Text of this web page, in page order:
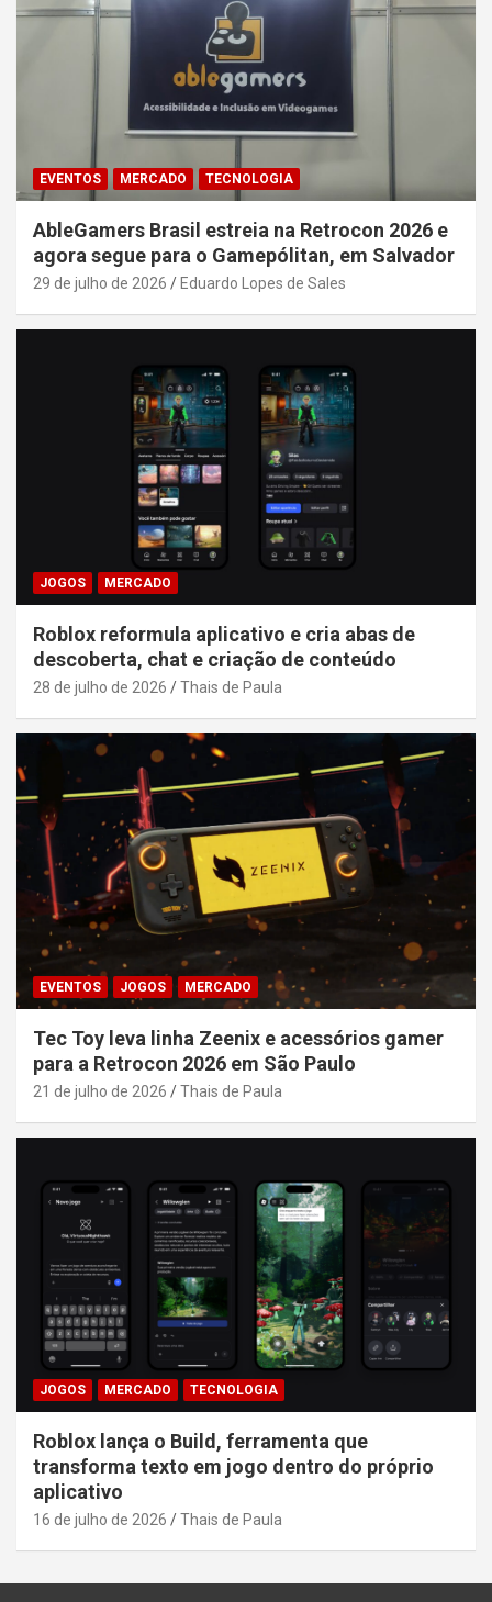
EVENTOS MERCADO TECNOLOGIA
AbleGamers Brasil estreia na Retrocon 2026 e
agora segue para o Gamepólitan, em Salvador
29 de julho de 2026 Eduardo Lopes de Sales
JOGOS MERCADO
Roblox reformula aplicativo e cria abas de
descoberta, chat e criação de conteúdo
28 de julho de 2026 Thais de Paula
EVENTOS JOGOS MERCADO
Tec Toy leva linha Zeenix e acessórios gamer
para a Retrocon 2026 em São Paulo
21 de julho de 2026 Thais de Paula
JOGOS MERCADO TECNOLOGIA
Roblox lança o Build, ferramenta que
transforma texto em jogo dentro do próprio
aplicativo
16 de julho de 2026 Thais de Paula